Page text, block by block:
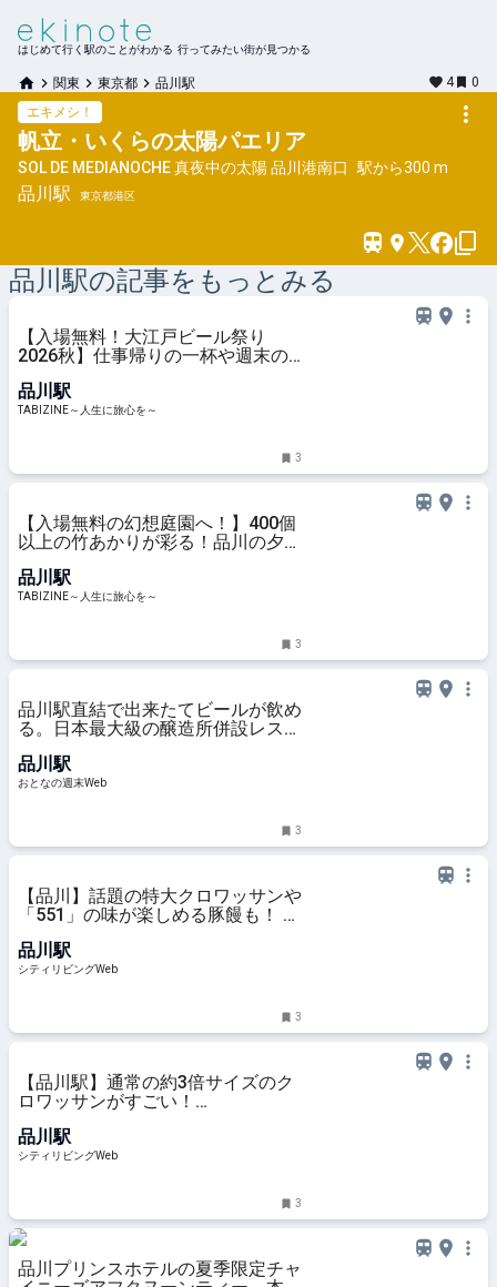
はじめて行く駅のことがわかる 行ってみたい街が見つかる
関東 東京都 品川駅 4
0
エキメシ！
帆立・いくらの太陽パエリア
SOL DE MEDIANOCHE 真夜中の太陽 品川港南口 駅から300 m
品川駅 東京都港区
品川駅の記事をもっとみる
【入場無料！大江戸ビール祭り
2026秋】仕事帰りの一杯や週末の
が大集合｜品川 | TABIZINE～人生に
旅心を～
品川駅
TABIZINE～人生に旅心を～
3
【入場無料の幻想庭園へ！】400個
以上の竹あかりが彩る！品川の夕涼
ル高輪」を現地レビュー | TABIZINE
～人生に旅心を～
品川駅
TABIZINE～人生に旅心を～
3
品川駅直結で出来たてビールが飲め
る。日本最大級の醸造所併設レスト
品川駅
おとなの週末Web
3
【品川】話題の特大クロワッサンや
「551」の味が楽しめる豚饅も！ 今
シティリビングWeb
品川駅
シティリビングWeb
3
【品川駅】通常の約3倍サイズのク
ロワッサンがすごい！
ュ）」エキュート品川が7月16日
（木）オープン｜シティリビング
品川駅
シティリビングWeb
3
品川プリンスホテルの夏季限定チャ